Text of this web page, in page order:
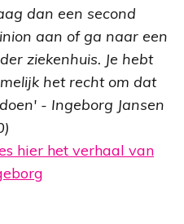
dan een second
aan of ga naar een
ziekenhuis. Je hebt
het recht om dat
- Ingeborg Jansen
hier het verhaal van